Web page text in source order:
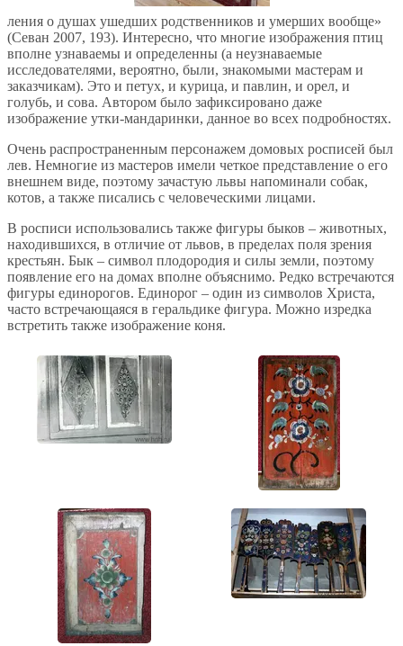
ления о душах ушедших родственников и умерших вообще»
(Севан 2007, 193). Интересно, что многие изображения птиц
вполне узнаваемы и определенны (а неузнаваемые
исследователями, вероятно, были, знакомыми мастерам и
заказчикам). Это и петух, и курица, и павлин, и орел, и
голубь, и сова. Автором было зафиксировано даже
изображение утки-мандаринки, данное во всех подробностях.
Очень распространенным персонажем домовых росписей был
лев. Немногие из мастеров имели четкое представление о его
внешнем виде, поэтому зачастую львы напоминали собак,
котов, а также писались с человеческими лицами.
В росписи использовались также фигуры быков – животных,
находившихся, в отличие от львов, в пределах поля зрения
крестьян. Бык – символ плодородия и силы земли, поэтому
появление его на домах вполне объяснимо. Редко встречаются
фигуры единорогов. Единорог – один из символов Христа,
часто встречающаяся в геральдике фигура. Можно изредка
встретить также изображение коня.